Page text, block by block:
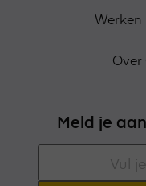
Werken
Meld je
*